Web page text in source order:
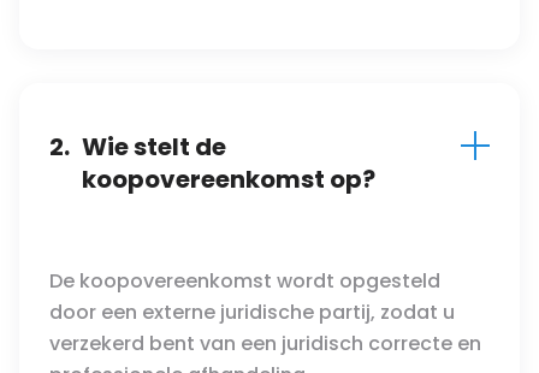
2. Wie stelt de
koopovereenkomst op?
De koopovereenkomst wordt opgesteld
door een externe juridische partij, zodat u
verzekerd bent van een juridisch correcte en